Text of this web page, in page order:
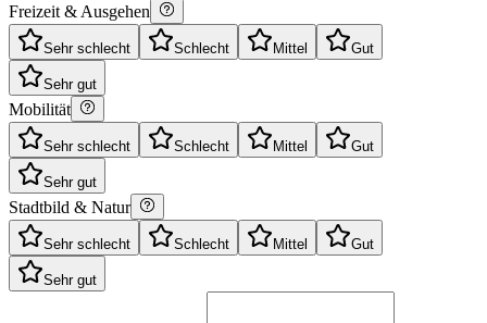
Freizeit & Ausgehen
Sehr schlecht Schlecht Mittel Gut
Sehr gut
Mobilität
Sehr schlecht Schlecht Mittel Gut
Sehr gut
Stadtbild & Natur
Sehr schlecht Schlecht Mittel Gut
Sehr gut